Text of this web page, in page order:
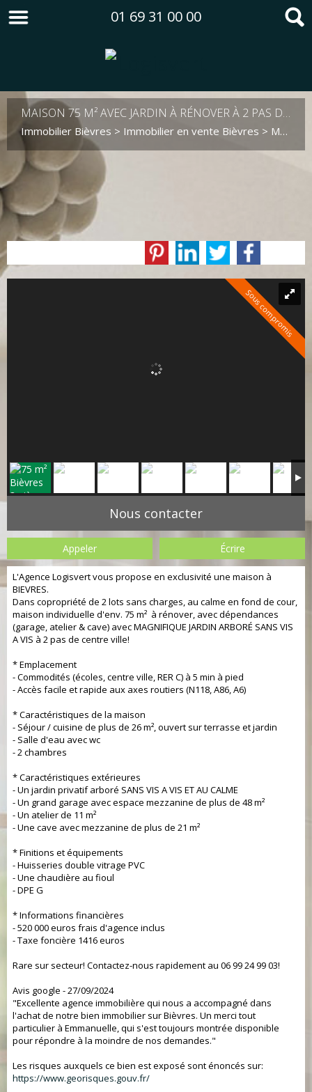
01 69 31 00 00
MAISON 75 M² AVEC JARDIN À RÉNOVER À 2 PAS DU CENTRE VILLE
Immobilier Bièvres > Immobilier en vente Bièvres > Maison en vente Bièvres
Sous compromis
Nous contacter
Appeler Écrire
L'Agence Logisvert vous propose en exclusivité une maison à
BIEVRES.
Dans copropriété de 2 lots sans charges, au calme en fond de cour,
maison individuelle d'env. 75 m² à rénover, avec dépendances
(garage, atelier & cave) avec MAGNIFIQUE JARDIN ARBORÉ SANS VIS
A VIS à 2 pas de centre ville!
* Emplacement
- Commodités (écoles, centre ville, RER C) à 5 min à pied
- Accès facile et rapide aux axes routiers (N118, A86, A6)
* Caractéristiques de la maison
- Séjour / cuisine de plus de 26 m², ouvert sur terrasse et jardin
- Salle d'eau avec wc
- 2 chambres
* Caractéristiques extérieures
- Un jardin privatif arboré SANS VIS A VIS ET AU CALME
- Un grand garage avec espace mezzanine de plus de 48 m²
- Un atelier de 11 m²
- Une cave avec mezzanine de plus de 21 m²
* Finitions et équipements
- Huisseries double vitrage PVC
- Une chaudière au fioul
- DPE G
* Informations financières
- 520 000 euros frais d'agence inclus
- Taxe foncière 1416 euros
Rare sur secteur! Contactez-nous rapidement au 06 99 24 99 03!
Avis google - 27/09/2024
"Excellente agence immobilière qui nous a accompagné dans
l'achat de notre bien immobilier sur Bièvres. Un merci tout
particulier à Emmanuelle, qui s'est toujours montrée disponible
pour répondre à la moindre de nos demandes."
Les risques auxquels ce bien est exposé sont énoncés sur:
https://www.georisques.gouv.fr/